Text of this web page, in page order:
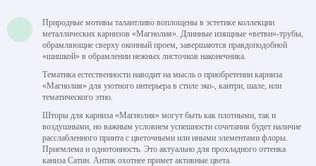
Природные мотивы талантливо воплощены в эстетике коллекции
металлических карнизов «Магнолия». Длинные изящные «ветви»-трубы,
обрамляющие сверху оконный проем, завершаются правдоподобной
«шишкой» в обрамлении нежных листочков наконечника.
Тематика естественности наводит на мысль о приобретении карниза
«Магнолия» для уютного интерьера в стиле эко-, кантри, шале, или
тематического этно.
Шторы для карниза «Магнолия» могут быть как плотными, так и
воздушными, но важным условием успешности сочетания будет наличие
расслабленного принта с цветочными или иными элементами флоры.
Приемлема и однотонность. Это актуально для прохладного оттенка
каниза Сатин. Антик охотнее примет активные цвета.